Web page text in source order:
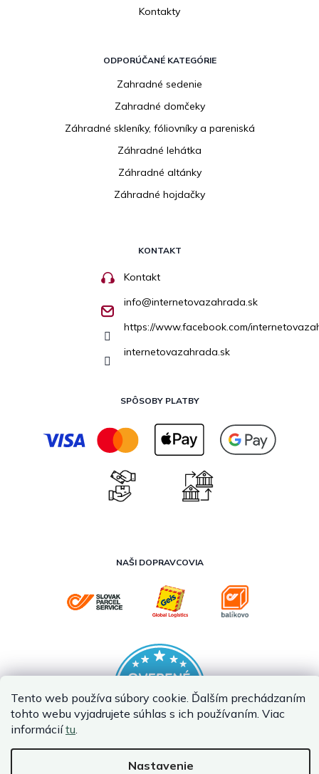
Tento web používa súbory cookie. Ďalším prechádzaním
tohto webu vyjadrujete súhlas s ich používaním. Viac
informáciítu.
Nastavenie
Kontakty
ODPORÚČANÉ KATEGÓRIE
Zahradné sedenie
Zahradné domčeky
Záhradné skleníky, fóliovníky a pareniská
Záhradné lehátka
Záhradné altánky
Záhradné hojdačky
KONTAKT
Kontakt
info@internetovazahrada.sk
https://www.facebook.com/
internetovazahrada.sk
SPÔSOBY PLATBY
NAŠI DOPRAVCOVIA
Vytvoril Shoptet Premium